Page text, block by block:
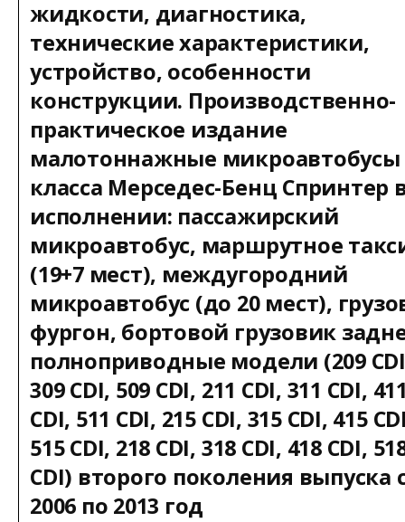
жидкости, диагностика,
технические характеристики,
устройство, особенности
конструкции. Производственно-
практическое издание
малотоннажные микроавтобусы
класса Мерседес-Бенц Спринтер
исполнении: пассажирский
микроавтобус, маршрутное
(19+7 мест), междугородний
микроавтобус (до 20 мест),
фургон, бортовой грузовик
полноприводные модели (209
309 CDI, 509 CDI, 211 CDI, 311 CDI,
CDI, 511 CDI, 215 CDI, 315 CDI, 415
515 CDI, 218 CDI, 318 CDI, 418 CDI,
CDI) второго поколения выпуска
2006 по 2013 год